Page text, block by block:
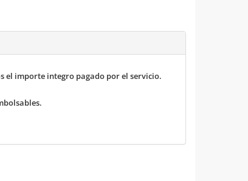
el importe integro pagado por el servicio.